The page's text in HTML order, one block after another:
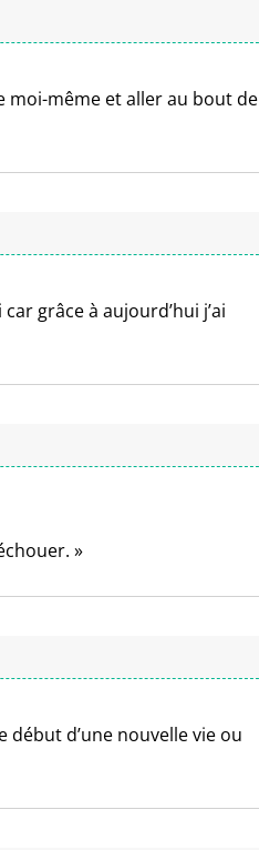
moi-même et aller au bout de
grâce à aujourd’hui j’ai
»
début d’une nouvelle vie ou